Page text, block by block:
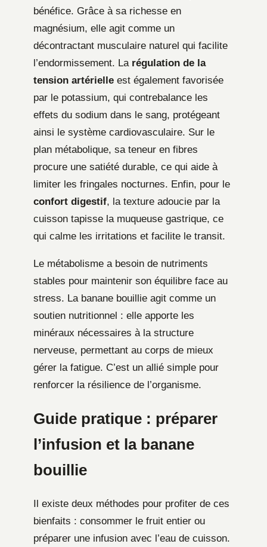
bénéfice. Grâce à sa richesse en
magnésium, elle agit comme un
décontractant musculaire naturel qui facilite
l’endormissement. La régulation de la
tension artérielle est également favorisée
par le potassium, qui contrebalance les
effets du sodium dans le sang, protégeant
ainsi le système cardiovasculaire. Sur le
plan métabolique, sa teneur en fibres
procure une satiété durable, ce qui aide à
limiter les fringales nocturnes. Enfin, pour le
confort digestif, la texture adoucie par la
cuisson tapisse la muqueuse gastrique, ce
qui calme les irritations et facilite le transit.
Le métabolisme a besoin de nutriments
stables pour maintenir son équilibre face au
stress. La banane bouillie agit comme un
soutien nutritionnel : elle apporte les
minéraux nécessaires à la structure
nerveuse, permettant au corps de mieux
gérer la fatigue. C’est un allié simple pour
renforcer la résilience de l’organisme.
Guide pratique : préparer
l’infusion et la banane
bouillie
Il existe deux méthodes pour profiter de ces
bienfaits : consommer le fruit entier ou
préparer une infusion avec l’eau de cuisson.